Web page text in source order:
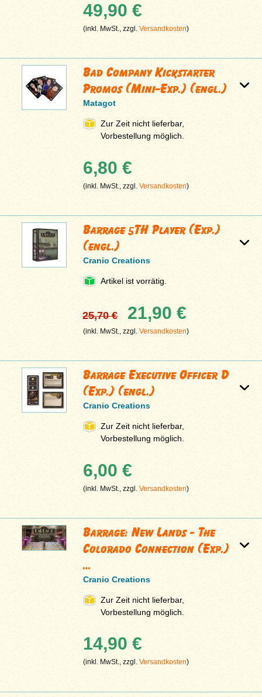
49,90 €
(inkl. MwSt., zzgl.Versandkosten)
Bad Company Kickstarter
Promos (Mini-Exp.) (engl.)
Matagot
Zur Zeit nicht lieferbar,
Vorbestellung möglich.
6,80 €
(inkl. MwSt., zzgl.Versandkosten)
Barrage 5TH Player (Exp.)
(engl.)
Cranio Creations
Artikel ist vorrätig.
25,70 € 21,90 €
(inkl. MwSt., zzgl.Versandkosten)
Barrage Executive Officer D
(Exp.) (engl.)
Cranio Creations
Zur Zeit nicht lieferbar,
Vorbestellung möglich.
6,00 €
(inkl. MwSt., zzgl.Versandkosten)
Barrage: New Lands - The
Colorado Connection (Exp.)
…
Cranio Creations
Zur Zeit nicht lieferbar,
Vorbestellung möglich.
14,90 €
(inkl. MwSt., zzgl.Versandkosten)